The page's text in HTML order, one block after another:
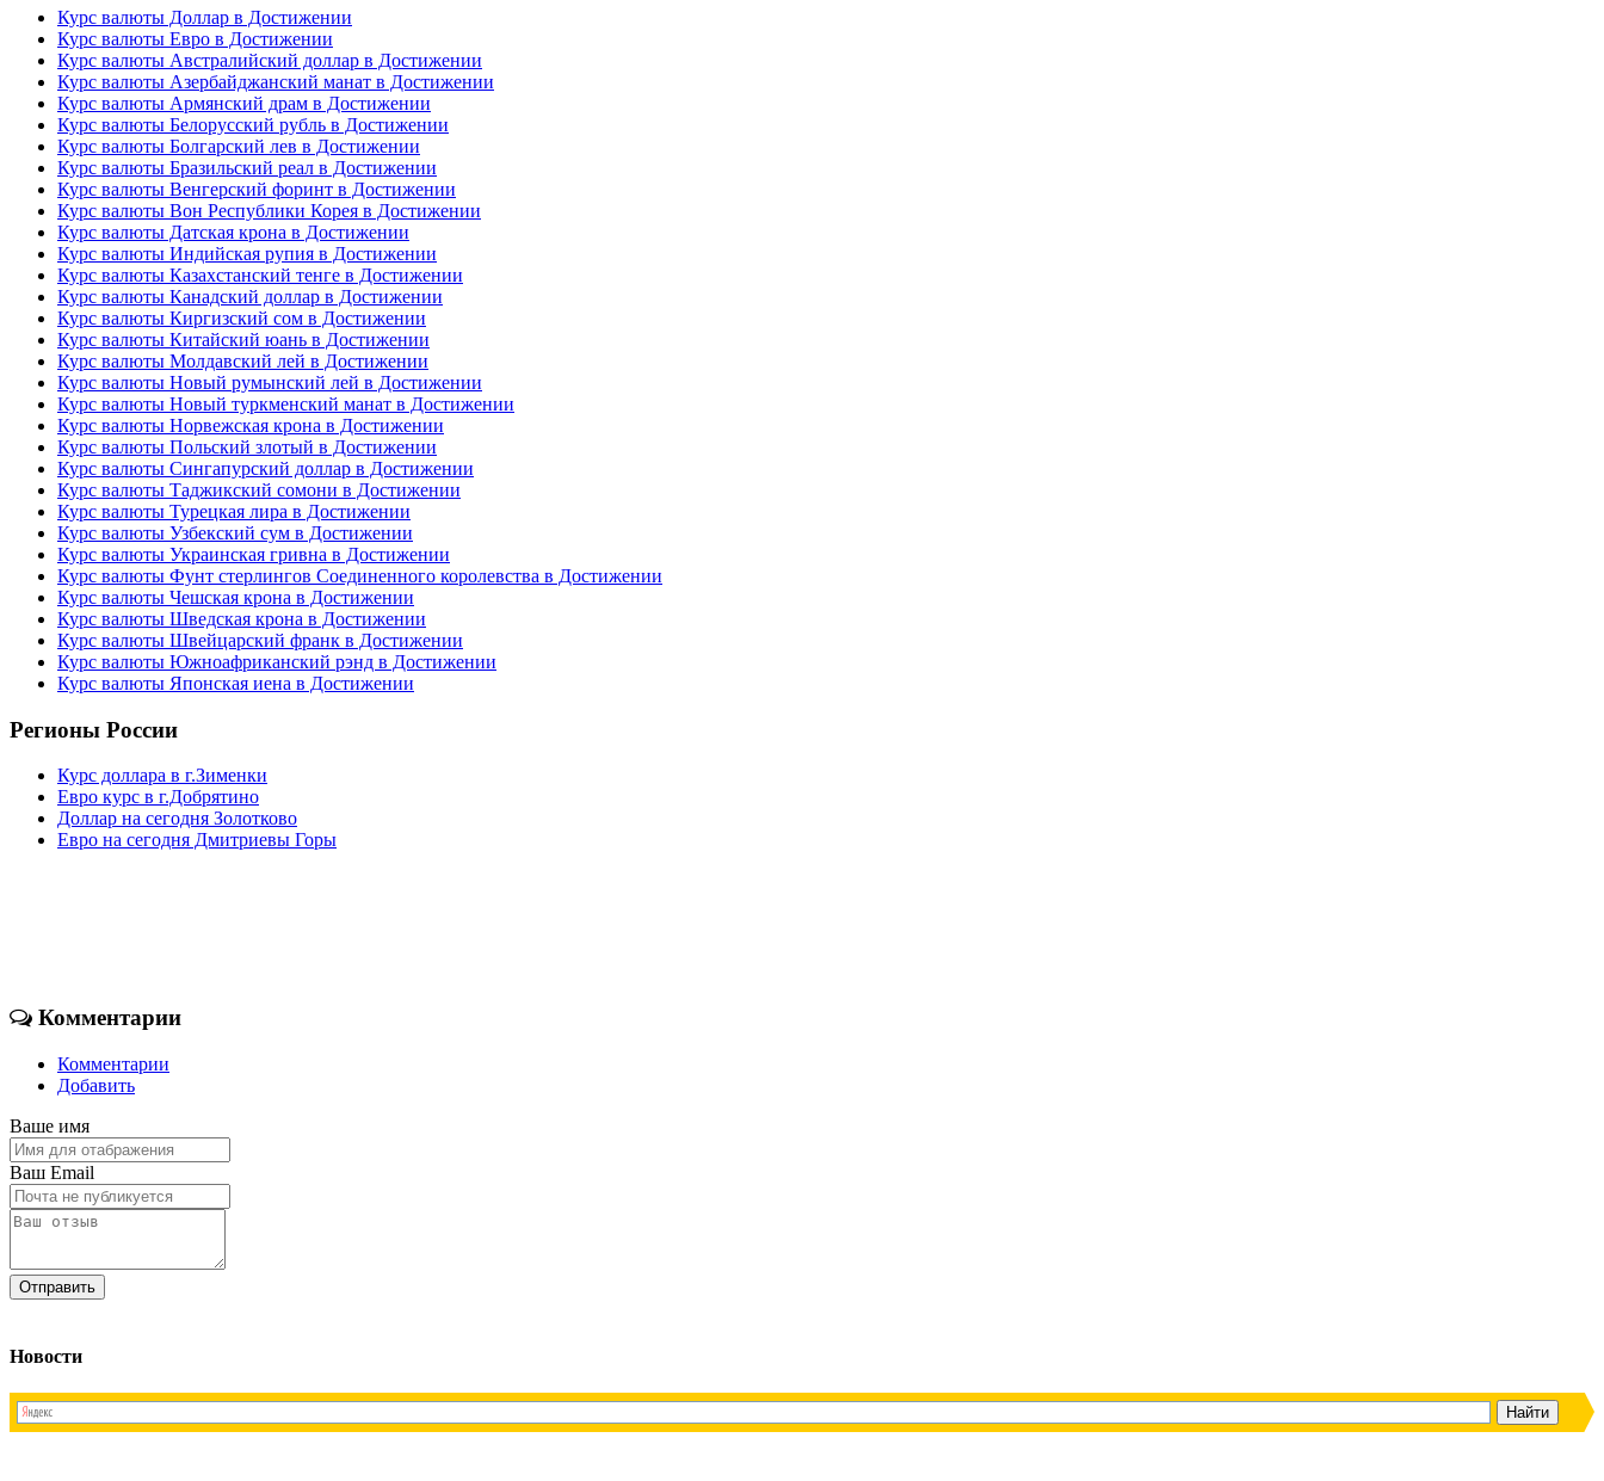
Курс валюты Доллар в Достижении
Курс валюты Евро в Достижении
Курс валюты Австралийский доллар в Достижении
Курс валюты Азербайджанский манат в Достижении
Курс валюты Армянский драм в Достижении
Курс валюты Белорусский рубль в Достижении
Курс валюты Болгарский лев в Достижении
Курс валюты Бразильский реал в Достижении
Курс валюты Венгерский форинт в Достижении
Курс валюты Вон Республики Корея в Достижении
Курс валюты Датская крона в Достижении
Курс валюты Индийская рупия в Достижении
Курс валюты Казахстанский тенге в Достижении
Курс валюты Канадский доллар в Достижении
Курс валюты Киргизский сом в Достижении
Курс валюты Китайский юань в Достижении
Курс валюты Молдавский лей в Достижении
Курс валюты Новый румынский лей в Достижении
Курс валюты Новый туркменский манат в Достижении
Курс валюты Норвежская крона в Достижении
Курс валюты Польский злотый в Достижении
Курс валюты Сингапурский доллар в Достижении
Курс валюты Таджикский сомони в Достижении
Курс валюты Турецкая лира в Достижении
Курс валюты Узбекский сум в Достижении
Курс валюты Украинская гривна в Достижении
Курс валюты Фунт стерлингов Соединенного королевства в Достижении
Курс валюты Чешская крона в Достижении
Курс валюты Шведская крона в Достижении
Курс валюты Швейцарский франк в Достижении
Курс валюты Южноафриканский рэнд в Достижении
Курс валюты Японская иена в Достижении
Регионы России
Курс доллара в г.Зименки
Евро курс в г.Добрятино
Доллар на сегодня Золотково
Евро на сегодня Дмитриевы Горы
Комментарии
Комментарии
Добавить
Ваше имя
Ваш Email
Новости